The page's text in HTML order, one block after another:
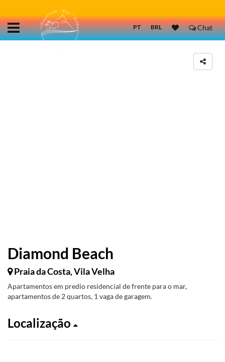
PT BRL Chat
Diamond Beach
Praia da Costa, Vila Velha
Apartamentos em predio residencial de frente para o mar,
apartamentos de 2 quartos, 1 vaga de garagem.
Localização